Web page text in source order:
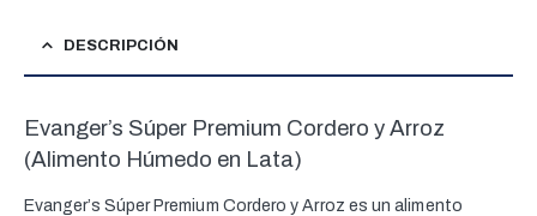
DESCRIPCIÓN
Evanger’s Súper Premium Cordero y Arroz
(Alimento Húmedo en Lata)
Evanger’s Súper Premium Cordero y Arroz es un alimento